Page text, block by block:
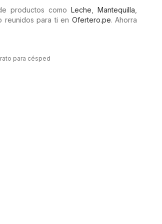
productos como Leche ,Mantequilla
reunidos para ti en Ofertero.pe. Ahorra
para césped